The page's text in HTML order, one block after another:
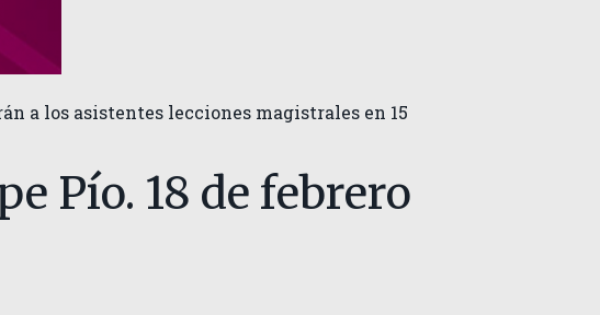
a los asistentes lecciones magistrales en 15
Pío. 18 de febrero